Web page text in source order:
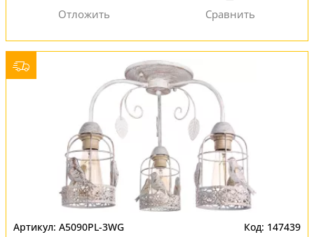
A5090PL-3WG 147439